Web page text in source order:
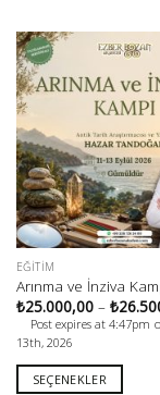
EĞITIM
Arınma ve İnziva
₺25.000,00 – ₺
Post expires at 4:47pm
13th, 2026
SEÇENEKLER
Bu
ürünün
birden
fazla
varyasyonu
var.